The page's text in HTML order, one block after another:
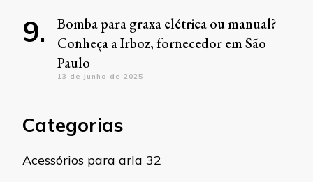
Bomba para graxa elétrica ou manual?
Conheça a Irboz, fornecedor em São
Paulo
13 de junho de 2025
Categorias
Acessórios para arla 32